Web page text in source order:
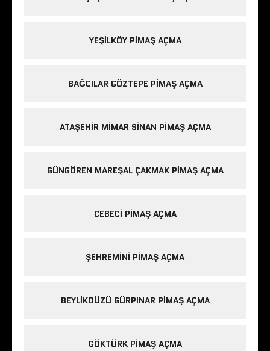
YEŞILKÖY PIMAŞ AÇMA
BAĞCILAR GÖZTEPE PIMAŞ AÇMA
ATAŞEHIR MIMAR SINAN PIMAŞ AÇMA
GÜNGÖREN MAREŞAL ÇAKMAK PIMAŞ AÇMA
CEBECI PIMAŞ AÇMA
ŞEHREMINI PIMAŞ AÇMA
BEYLIKDÜZÜ GÜRPINAR PIMAŞ AÇMA
GÖKTÜRK PIMAŞ AÇMA